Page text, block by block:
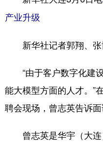
陕西
新疆 内蒙古
多语种频道
Deutsch Português
产业升级
新华社记者郭翔、张
“由于客户数字化建
能大模型方面的人才。”
聘会现场，曾志英告诉面
曾志英是华宇（大连